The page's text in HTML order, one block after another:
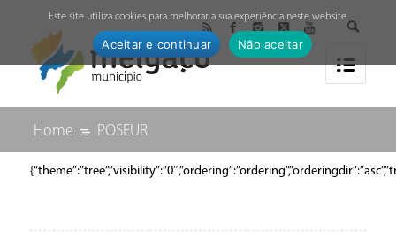
Home POSEUR
Este site utiliza cookies para melhorar a sua experiência neste website.
Aceitar e continuar Não aceitar